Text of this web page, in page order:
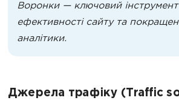
Воронки — ключовий інструмент
ефективності сайту та
аналітики.
Джерела трафіку (Traffic